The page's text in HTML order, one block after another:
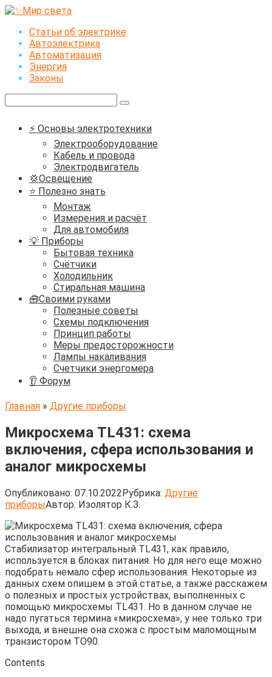
Перейти
контентуСтатьи об электрике
Автоэлектрика
Автоматизация
Энергия
Законы
⚡ Основы электротехники
Электрооборудование
Кабель и провода
Электродвигатель
💢Освещение
⭐ Полезно знать
Монтаж
Измерения и расчёт
Для автомобиля
💡 Приборы
Бытовая техника
Счётчики
Холодильник
Стиральная машина
🧰Своими руками
Полезные советы
Схемы подключения
Принцип работы
Меры предосторожности
Лампы накаливания
Счетчики энергомера
👂 Форум
Главная » Другие приборы
Микросхема TL431: схема
включения, сфера использования и
аналог микросхемы
Опубликовано: 07.10.2022Рубрика: Другие
приборыАвтор: Изолятор К.З.
Стабилизатор интегральный TL431, как правило,
используется в блоках питания. Но для него еще можно
подобрать немало сфер использования. Некоторые из
данных схем опишем в этой статье, а также расскажем
о полезных и простых устройствах, выполненных с
помощью микросхемы TL431. Но в данном случае не
надо пугаться термина «микросхема», у нее только три
выхода, и внешне она схожа с простым маломощным
транзистором TO90.
Contents